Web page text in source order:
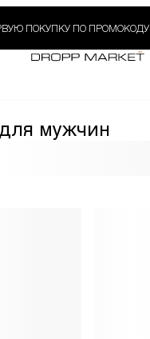
ПОКУПКУ ПО ПРОМОКОДУ
мужчин